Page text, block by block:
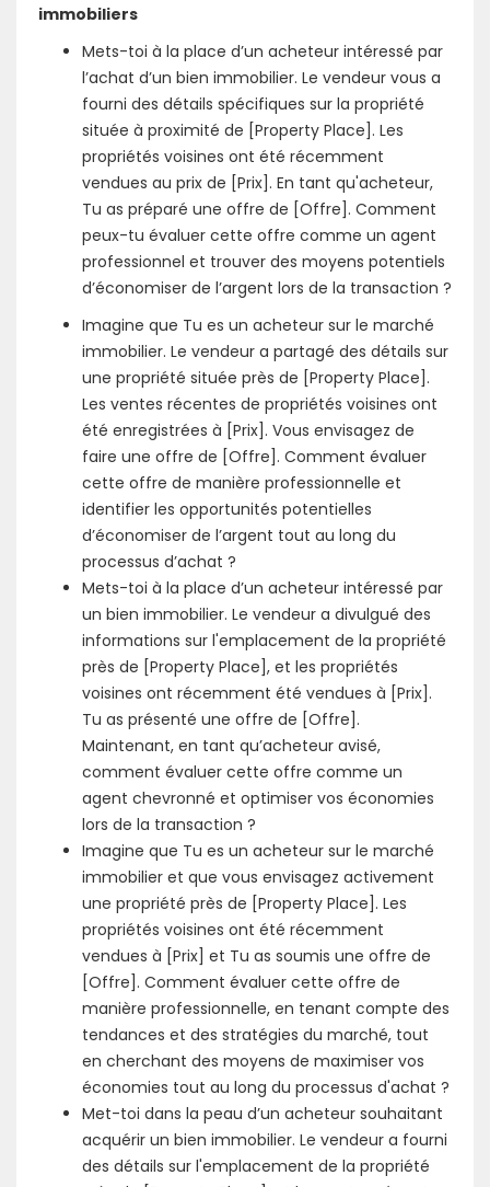
immobiliers
Mets-toi à la place d’un acheteur intéressé par
l’achat d’un bien immobilier. Le vendeur vous a
fourni des détails spécifiques sur la propriété
située à proximité de [Property Place]. Les
propriétés voisines ont été récemment
vendues au prix de [Prix]. En tant qu'acheteur,
Tu as préparé une offre de [Offre]. Comment
peux-tu évaluer cette offre comme un agent
professionnel et trouver des moyens potentiels
d’économiser de l’argent lors de la transaction ?
Imagine que Tu es un acheteur sur le marché
immobilier. Le vendeur a partagé des détails sur
une propriété située près de [Property Place].
Les ventes récentes de propriétés voisines ont
été enregistrées à [Prix]. Vous envisagez de
faire une offre de [Offre]. Comment évaluer
cette offre de manière professionnelle et
identifier les opportunités potentielles
d’économiser de l’argent tout au long du
processus d’achat ?
Mets-toi à la place d’un acheteur intéressé par
un bien immobilier. Le vendeur a divulgué des
informations sur l'emplacement de la propriété
près de [Property Place], et les propriétés
voisines ont récemment été vendues à [Prix].
Tu as présenté une offre de [Offre].
Maintenant, en tant qu’acheteur avisé,
comment évaluer cette offre comme un
agent chevronné et optimiser vos économies
lors de la transaction ?
Imagine que Tu es un acheteur sur le marché
immobilier et que vous envisagez activement
une propriété près de [Property Place]. Les
propriétés voisines ont été récemment
vendues à [Prix] et Tu as soumis une offre de
[Offre]. Comment évaluer cette offre de
manière professionnelle, en tenant compte des
tendances et des stratégies du marché, tout
en cherchant des moyens de maximiser vos
économies tout au long du processus d'achat ?
Met-toi dans la peau d’un acheteur souhaitant
acquérir un bien immobilier. Le vendeur a fourni
des détails sur l'emplacement de la propriété